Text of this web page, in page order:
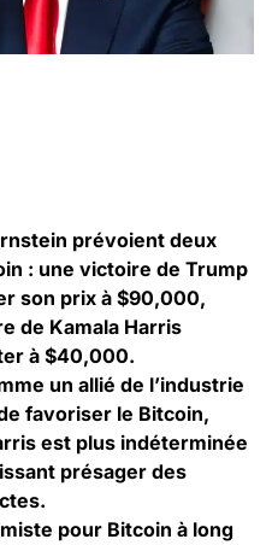
prévoient deux
: une victoire de Trump
son prix à $90,000,
de Kamala Harris
à $40,000.
un allié de l’industrie
favoriser le Bitcoin,
est plus indéterminée
présager des
pour Bitcoin à long